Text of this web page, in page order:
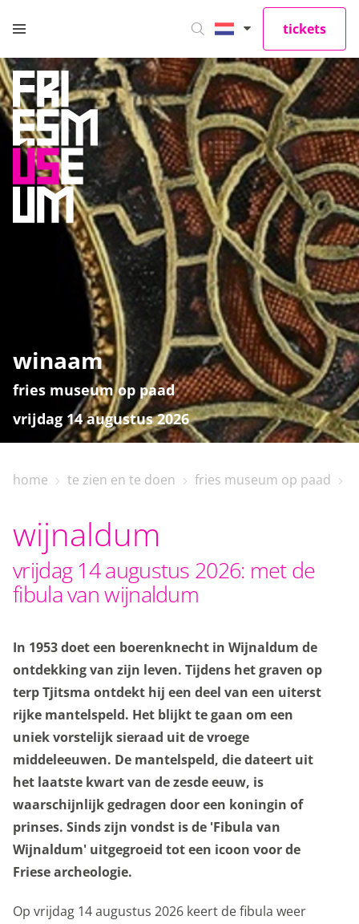
tickets
home
bezoekinfo
te zien en te doen
collectie
onderwijs
over het museum
winaam
fries museum op paad
vrijdag 14 augustus 2026
home te zien en te doen fries museum op paad
wijnaldum
vrijdag 14 augustus 2026: met de
fibula van wijnaldum
In 1953 doet een boerenknecht in Wijnaldum de
ontdekking van zijn leven. Tijdens het graven op
terp Tjitsma ontdekt hij een deel van een uiterst
rijke mantelspeld. Het blijkt te gaan om een
uniek vorstelijk sieraad uit de vroege
middeleeuwen. De mantelspeld, die dateert uit
het laatste kwart van de zesde eeuw, is
waarschijnlijk gedragen door een koningin of
prinses. Sinds zijn vondst is de 'Fibula van
Wijnaldum' uitgegroeid tot een icoon voor de
Friese archeologie.
Op vrijdag 14 augustus 2026 keert de fibula weer